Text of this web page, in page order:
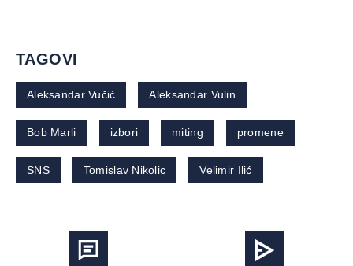
TAGOVI
Aleksandar Vučić Aleksandar Vulin
Bob Marli izbori miting promene
SNS Tomislav Nikolic Velimir Ilić